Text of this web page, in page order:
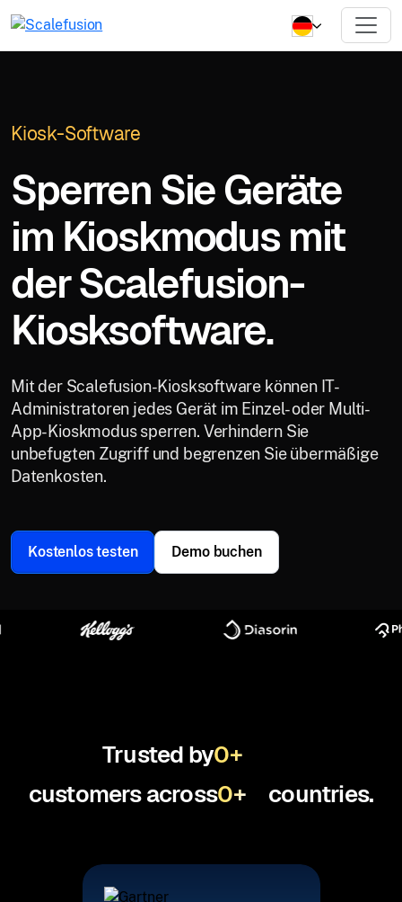
Kiosk-Software
Sperren Sie Geräte
im Kioskmodus mit
der Scalefusion-
Kiosksoftware.
Mit der Scalefusion-Kiosksoftware können IT-
Administratoren jedes Gerät im Einzel- oder Multi-
App-Kioskmodus sperren. Verhindern Sie
unbefugten Zugriff und begrenzen Sie übermäßige
Datenkosten.
Kostenlos testen Demo buchen
Trusted by0+
customers across0+ countries.